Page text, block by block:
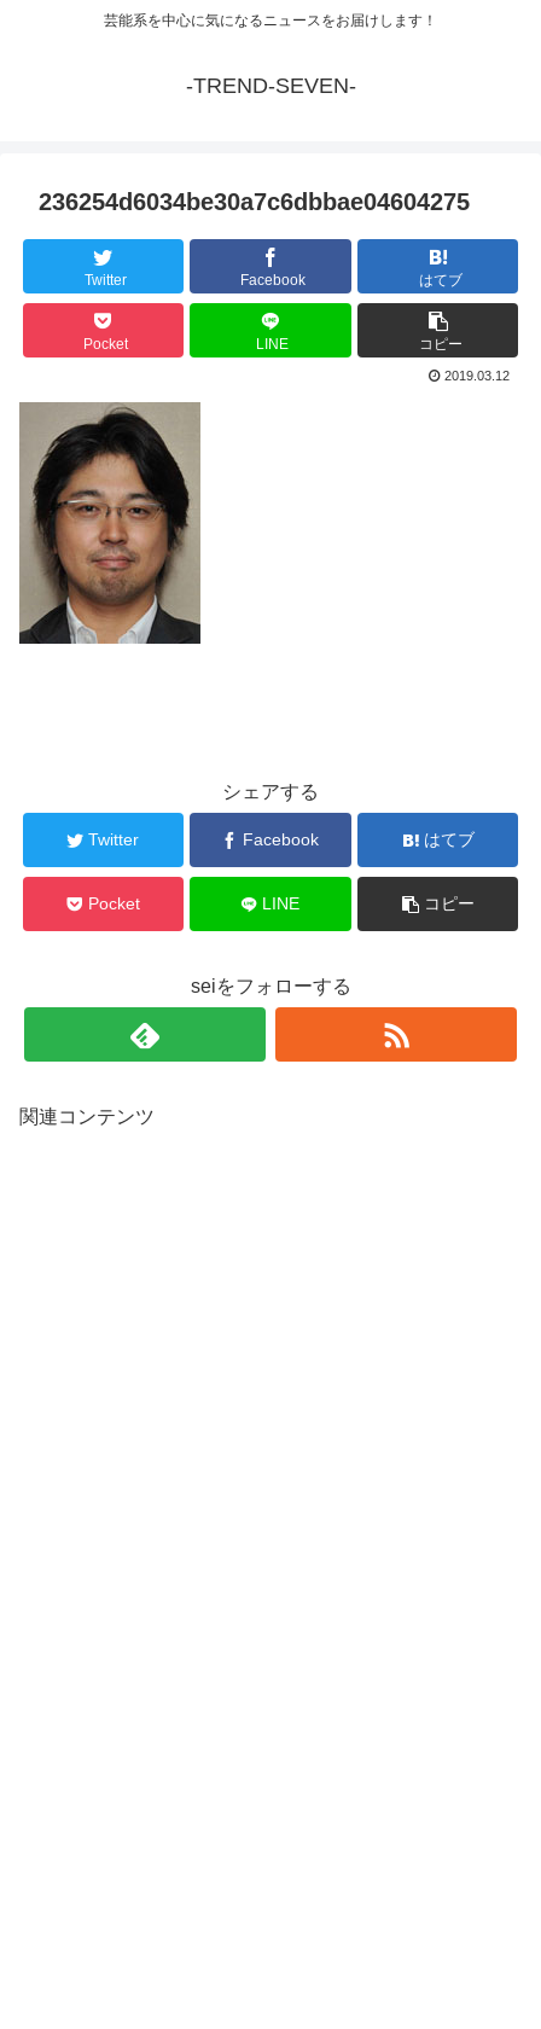
芸能系を中心に気になるニュースをお届けします！
-TREND-SEVEN-
236254d6034be30a7c6dbbae04604275
Twitter Facebook はてブ
Pocket LINE コピー
2019.03.12
シェアする
Twitter Facebook はてブ
Pocket LINE コピー
seiをフォローする
関連コンテンツ